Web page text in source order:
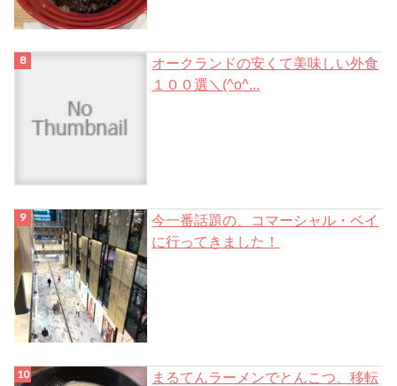
オークランドの安くて美味しい外食
１００選＼(^o^...
今一番話題の、コマーシャル・ベイ
に行ってきました！
まるてんラーメンでとんこつ、移転